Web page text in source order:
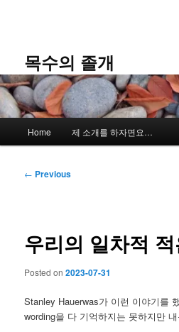
content목수의 졸개
Home 제 소개를 하자면요…
Post
← Previous
우리의 일차적
Posted on2023-07-31
Stanley Hauerwas가 이런 이야기를
wording을 다 기억하지는 못하지만